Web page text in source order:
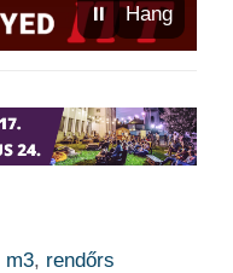
⏸ Hang
m3, rendőrs